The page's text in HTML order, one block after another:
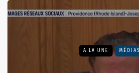
A LA UNE MÉDIAS